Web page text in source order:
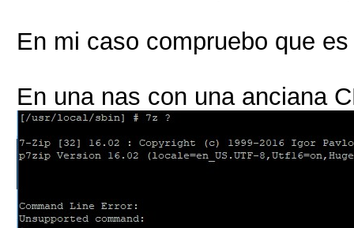
En mi caso compruebo que
En una nas con una anciana